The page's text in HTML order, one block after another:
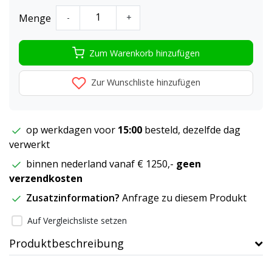
Menge - +
Zum Warenkorb hinzufügen
Zur Wunschliste hinzufügen
op werkdagen voor 15:00 besteld, dezelfde dag
verwerkt
binnen nederland vanaf € 1250,- geen
verzendkosten
Zusatzinformation? Anfrage zu diesem Produkt
Auf Vergleichsliste setzen
Produktbeschreibung